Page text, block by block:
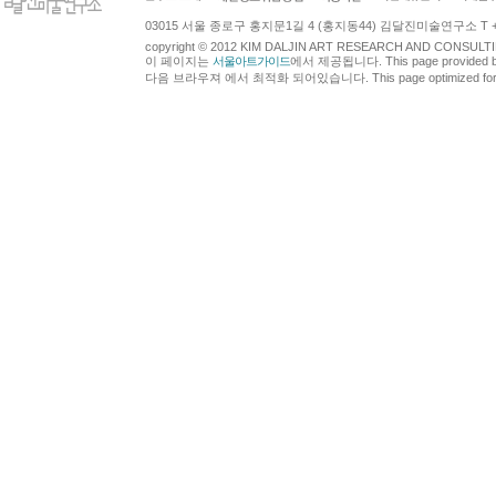
03015 서울 종로구 홍지문1길 4 (홍지동44) 김달진미술연구소 T
copyright © 2012 KIM DALJIN ART RESEARCH AND
이 페이지는 서울아트가이드에서 제공됩니다. This page provided
다음 브라우져 에서 최적화 되어있습니다. This page optimized